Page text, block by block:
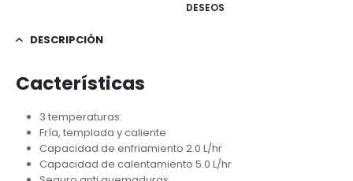
DESEOS
DESCRIPCIÓN
Cacterísticas
3 temperaturas:
Fría, templada y caliente
Capacidad de enfriamiento 2.0 L/hr
Capacidad de calentamiento 5.0 L/hr